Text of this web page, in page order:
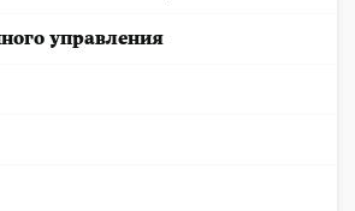
управления